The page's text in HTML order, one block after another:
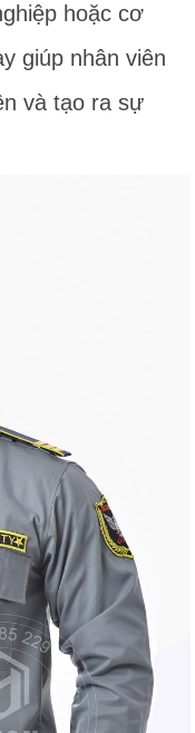
hoặc cơ
giúp nhân viên
và tạo ra sự